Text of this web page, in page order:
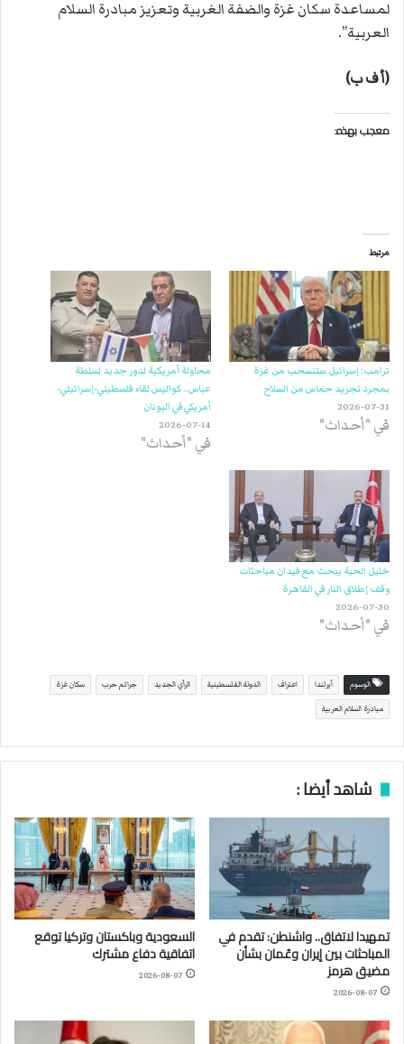
لمساعدة سكان غزة والضفة الغربية وتعزيز مبادرة السلام
العربية”.
(أ ف ب)
معجب بهذه:
مرتبط
ترامب: إسرائيل ستنسحب من غزة
بمجرد تجريد حماس من السلاح
2026-07-31
في "أحداث"
محاولة أمريكية لدور جديد لسلطة
عباس.. كواليس لقاء فلسطيني-إسرائيلي-
أمريكي في اليونان
2026-07-14
في "أحداث"
خليل الحية يبحث مع فيدان مباحثات
وقف إطلاق النار في القاهرة
2026-07-30
في "أحداث"
الوسوم أيرلندا اعتراف الدولة الفلسطينية الرأي الجديد جرائم حرب سكان غزة
مبادرة السلام العربية
شاهد أيضا :
تمهيدا لاتفاق.. واشنطن: تقدم في
المباحثات بين إيران وعُمان بشأن
مضيق هرمز
2026-08-07
السعودية وباكستان وتركيا توقع
اتفاقية دفاع مشترك
2026-08-07